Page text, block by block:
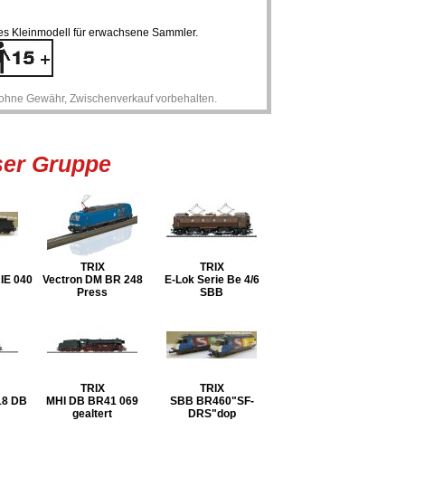
Kleinmodell für erwachsene Sammler.
Gewähr, Zwischenverkauf vorbehalten.
Gruppe
040
TRIX
Vectron DM BR 248
Press
TRIX
E-Lok Serie Be 4/6
SBB
DB
TRIX
MHI DB BR41 069
gealtert
TRIX
SBB BR460"SF-
DRS"dop